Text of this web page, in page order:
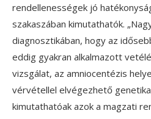
rendellenességek jó
szakaszában kimutathatók.
diagnosztikában, hogy az
eddig gyakran alkalmazott
vizsgálat, az amniocentézis
vérvétellel elvégezhető
kimutathatóak azok a magzati